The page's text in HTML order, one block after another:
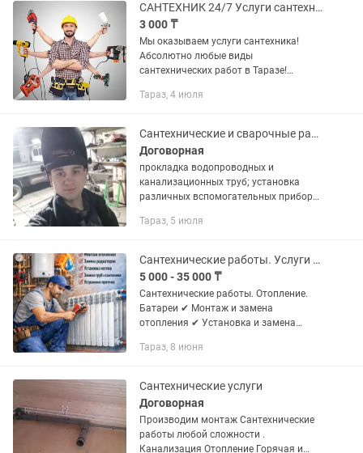
САНТЕХНИК 24/7 Услуги сантехника
3 000 ₸
Мы оказываем услуги сантехника!
Абсолютно любые виды
сантехнических работ в Таразе!
мастер на все руки ! Звонит в любое
Пенсионерам...
Тараз, 4 июля
Сантехнические и сварочные работы
Договорная
прокладка водопроводных и
канализационных труб; установка
различных вспомогательных приборов
раковин, ванн, душевых кабин и
Тараз, 5 июля
Сантехнические работы. Услуги сантехника
5 000 - 35 000 ₸
Сантехнические работы. Отопление.
Батареи ✔ Монтаж и замена
отопления ✔ Установка и замена
Замена труб и сантехники ✔
квартира,...
Тараз, 8 июня
Сантехнические услуги
Договорная
Производим монтаж Сантехнические
работы любой сложности .
Канализация Отопление Горячая и